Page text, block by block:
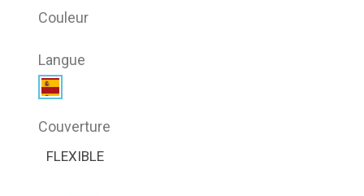
Couleur
Langue
Couverture
FLEXIBLE